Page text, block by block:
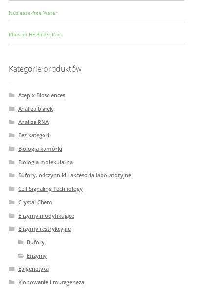
Nuclease-free Water
Phusion HF Buffer Pack
Kategorie produktów
Acepix Biosciences
Analiza białek
Analiza RNA
Bez kategorii
Biologia komórki
Biologia molekularna
Bufory. odczynniki i akcesoria laboratoryjne
Cell Signaling Technology
Crystal Chem
Enzymy modyfikujące
Enzymy restrykcyjne
Bufory
Enzymy
Epigenetyka
Klonowanie i mutageneza